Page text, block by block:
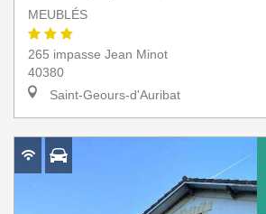
MEUBLÉS
265 impasse Jean Minot
40380
Saint-Geours-d'Auribat